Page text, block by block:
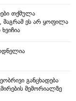
თქმულა
მაგრამ ეს არ ყოფილა
განცხადება
მემორიალზე